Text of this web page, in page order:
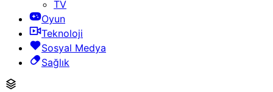
TV
Oyun
Teknoloji
Sosyal Medya
Sağlık